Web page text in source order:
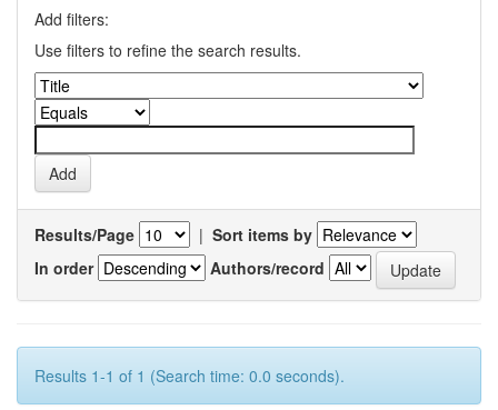
Add filters:
Use filters to refine the search results.
Results/Page | Sort items by
In order
Authors/record
Results 1-1 of 1 (Search time: 0.0 seconds).